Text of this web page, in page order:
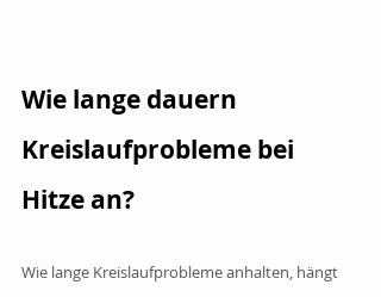
Wie lange dauern
Kreislaufprobleme bei
Hitze an?
Wie lange Kreislaufprobleme anhalten, hängt